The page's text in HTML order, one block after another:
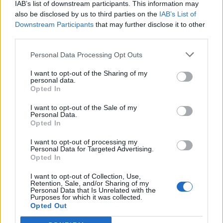
IAB’s list of downstream participants. This information may
also be disclosed by us to third parties on the IAB’s List of
Downstream Participants that may further disclose it to other
Personal Data Processing Opt Outs
I want to opt-out of the Sharing of my
personal data.
Opted In
I want to opt-out of the Sale of my
Personal Data.
Opted In
I want to opt-out of processing my
Personal Data for Targeted Advertising.
Opted In
I want to opt-out of Collection, Use,
Retention, Sale, and/or Sharing of my
Personal Data that Is Unrelated with the
Purposes for which it was collected.
Opted Out
Alejandro Tabilo e pelo belga Alexander Blockx.
Um dos momentos mais aguardados da semana foi
de três torneios do Grand Slam.
A edição de 2026 ficou igualmente marcada pela maior
representação portuguesa de sempre num torneio ATP
Faria, Henrique Rocha, Frederico Ferreira Silva, Tiago
Pereira e Tiago Torres integraram o quadro principal,
beneficiando, de igual modo, da reorganização dos wild
cards após as entradas diretas de alguns jogadores.
Entre os portugueses, Tiago Torres e Jaime Faria
protagonizaram as melhores campanhas da edição,
ambos alcançando os quartos de final. Torres assinou
um dos resultados mais marcantes do torneio ao
eliminar o chileno Alejandro Tabilo, terceiro cabeça de
português
Publicado 1 dia atrás on 07/08/2026
A cidade de Castelo Branco, na região Centro de
Portugal, acolhe, nos dias 4 e 5 de setembro, no Centro
de Cultura Contemporânea de Castelo Branco (CCCCB),
a primeira edição da “Bienal Internacional de Artes e
Ofícios”, iniciativa organizada pela Câmara Municipal de
Castelo Branco, através da Divisão de Museus e Cultura,
e integrada na programação do “Festival Sabores de
Perdição”, que decorrerá entre 3 e 6 de setembro.
A Bienal nasce na sequência da inclusão de Castelo
Branco na “Rede de Cidades Criativas da UNESCO”,
distinção atribuída em 31 de outubro de 2023, na